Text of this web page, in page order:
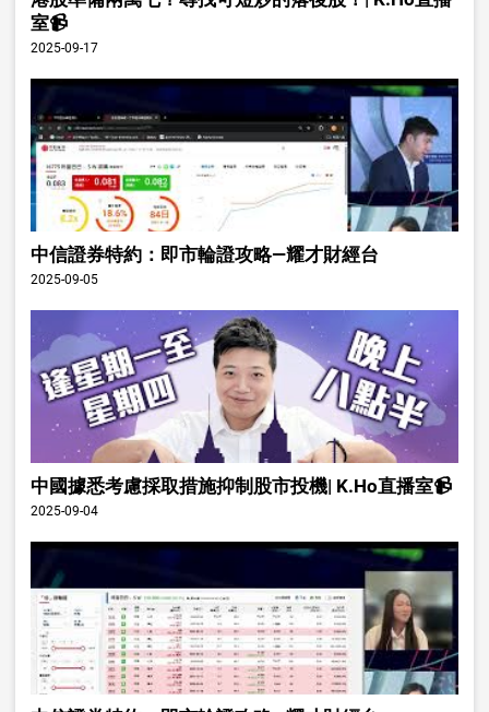
室📹
2025-09-17
中信證券特約：即市輪證攻略—耀才財經台
2025-09-05
中國據悉考慮採取措施抑制股市投機| K.Ho直播室📹
2025-09-04